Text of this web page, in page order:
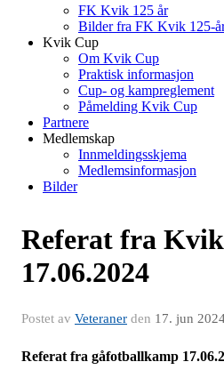
FK Kvik 125 år
Bilder fra FK Kvik 125-
Kvik Cup
Om Kvik Cup
Praktisk informasjon
Cup- og kampreglement
Påmelding Kvik Cup
Partnere
Medlemskap
Innmeldingsskjema
Medlemsinformasjon
Bilder
Referat fra
17.06.2024
Postet av Veteraner den 17. jun
Referat fra gåfotballkamp